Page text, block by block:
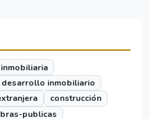
desarrollo inmobiliario
construcción
publicas